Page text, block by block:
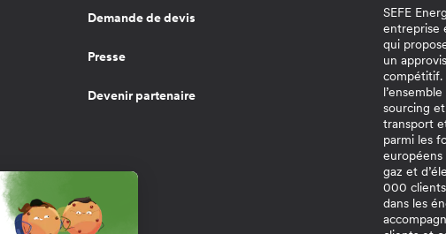
Demande de devis
Presse
Devenir partenaire
SEFE
entreprise
qui
un
compétitif.
sourcing
transport
parmi les
gaz et
000
dans les